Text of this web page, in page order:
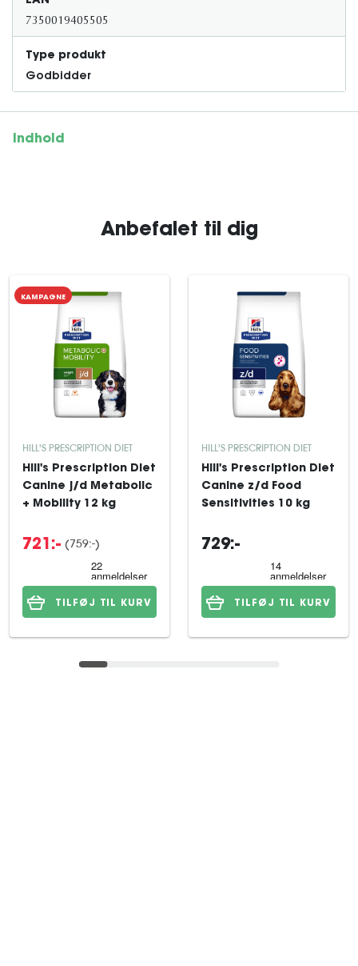
7350019405505
Type produkt
Godbidder
Indhold
Anbefalet til dig
KAMPAGNE
HILL'S PRESCRIPTION DIET
Hill's Prescription Diet
Canine j/d Metabolic
+ Mobility 12 kg
721:- (759:-)
TILFØJ TIL KURV
HILL'S PRESCRIPTION DIET
Hill's Prescription Diet
Canine z/d Food
Sensitivities 10 kg
729:-
TILFØJ TIL KURV